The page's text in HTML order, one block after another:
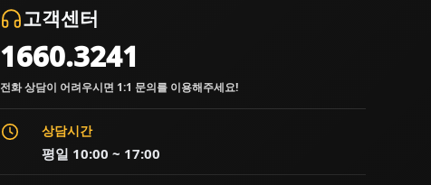
고객센터
1660.3241
전화 상담이 어려우시면 1:1 문의를 이용해주세요!
상담시간
평일 10:00 ~ 17:00